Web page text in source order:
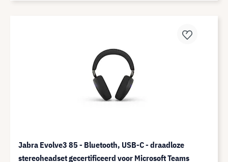
Jabra Evolve3 85 - Bluetooth, USB-C - draadloze
stereoheadset gecertificeerd voor Microsoft Teams